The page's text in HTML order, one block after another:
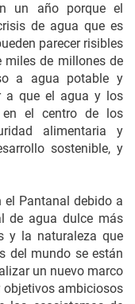
un año porque el
de agua que es
parecer risibles
miles de millones de
a agua potable y
a que el agua y los
en el centro de los
alimentaria y
sostenible, y
el Pantanal debido a
de agua dulce más
y la naturaleza que
del mundo se están
un nuevo marco
ambiciosos